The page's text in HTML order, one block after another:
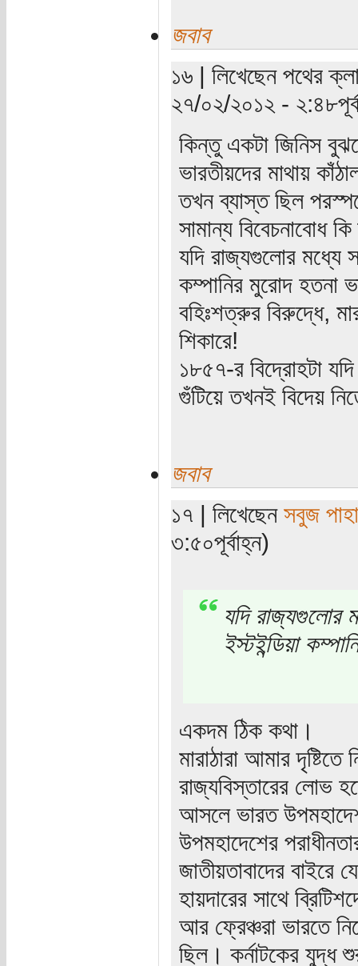
জবাব
১৬ | লিখেছেন পথের
২৭/০২/২০১২ -
কিন্তু একটা জিনিস
ভারতীয়দের মাথায়
তখন ব্যাস্ত ছিল
সামান্য বিবেচনাবোধ
যদি রাজ্যগুলোর মধ্যে
কম্পানির মুরোদ হতনা
বহিঃশত্রুর বিরুদ্ধে,
শিকারে!
১৮৫৭-র বিদ্রোহটা
গুঁটিয়ে তখনই বিদেয়
জবাব
১৭ | লিখেছেন সবুজ
৩:৫০পূর্বাহ্ন)
যদি রাজ্যগুলোর
ইস্টইন্ডিয়া
একদম ঠিক কথা।
মারাঠারা আমার
রাজ্যবিস্তারের লোভ
আসলে ভারত
উপমহাদেশের
জাতীয়তাবাদের বাইরে
হায়দারের সাথে
আর ফ্রেঞ্চরা ভারতে
ছিল। কর্নাটকের যুদ্ধ